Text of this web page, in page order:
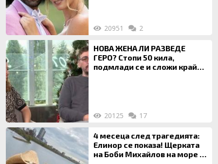
20951 2
НОВА ЖЕНА ЛИ РАЗВЕДЕ
ГЕРО? Стопи 50 кила,
подмлади се и сложи край
20125 17
4 месеца след трагедията:
Елинор се показа! Щерката
на Боби Михайлов на море с